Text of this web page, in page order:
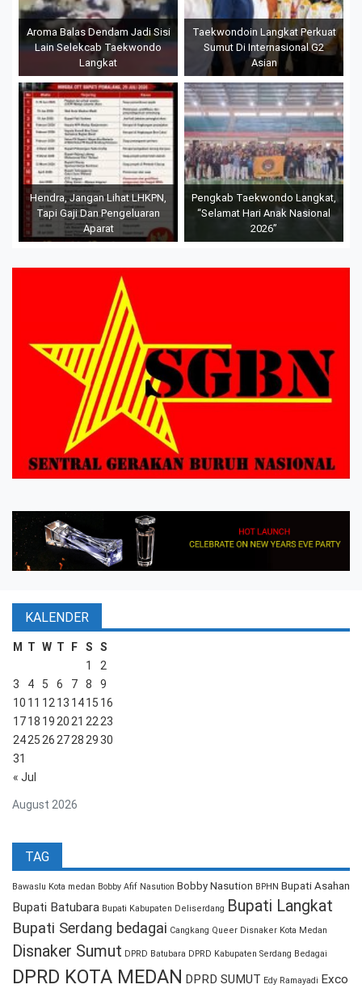
Aroma Balas Dendam Jadi Sisi
Lain Selekcab Taekwondo
Langkat
Taekwondoin Langkat Perkuat
Sumut Di Internasional G2
Asian
Hendra, Jangan Lihat LHKPN,
Tapi Gaji Dan Pengeluaran
Aparat
Pengkab Taekwondo Langkat,
“Selamat Hari Anak Nasional
2026”
KALENDER
August 2026
M T W T F S S
« Jul
1
2
3
4 5 6 7 8
9
10 11 12 13 1415 16
1718 19 20 21 22 23
2425 26 2728 2930
31
TAG
Bawaslu Kota medan Bobby Afif Nasution Bobby Nasution BPHN Bupati Asahan
Bupati Batubara Bupati Kabupaten Deliserdang Bupati Langkat
Bupati Serdang bedagai Cangkang Queer Disnaker Kota Medan
Disnaker Sumut DPRD Batubara DPRD Kabupaten Serdang Bedagai
DPRD KOTA MEDAN DPRD SUMUT Edy Ramayadi Exco